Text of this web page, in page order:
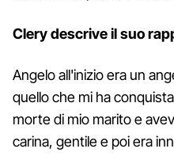
Clery descrive il suo
Angelo all'inizio era un
quello che mi ha
morte di mio marito e
carina, gentile e poi era